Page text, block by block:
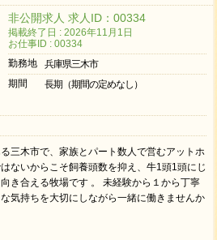
非公開求人 求人ID：00334
掲載終了日 : 2026年11月1日
お仕事ID : 00334
勤務地
兵庫県三木市
期間
長期（期間の定めなし）
三木市で、家族とパート数人で営むアットホ
ないからこそ飼養頭数を抑え、牛1頭1頭にじ
き合える牧場です 。 未経験から１から丁寧
気持ちを大切にしながら一緒に働きませんか